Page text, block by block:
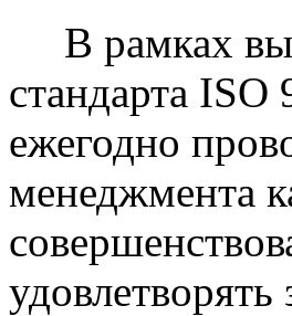
В рамках
стандарта
ежегодно
менеджмента